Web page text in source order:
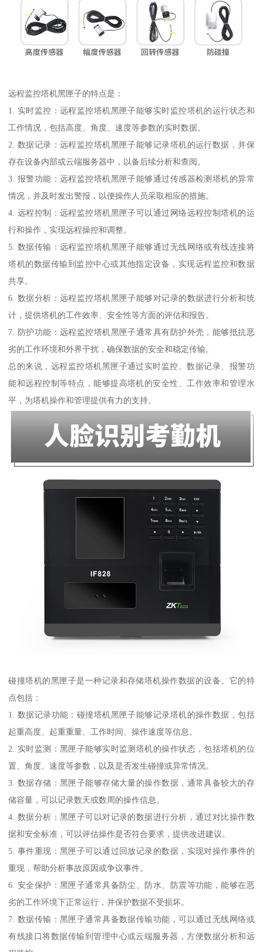
远程监控塔机黑匣子的特点是：
1. 实时监控：远程监控塔机黑匣子能够实时监控塔机的运行状态和
工作情况，包括高度、角度、速度等参数的实时数据。
2. 数据记录：远程监控塔机黑匣子能够记录塔机的运行数据，并保
存在设备内部或云端服务器中，以备后续分析和查阅。
3. 报警功能：远程监控塔机黑匣子能够通过传感器检测塔机的异常
情况，并及时发出警报，以便操作人员采取相应的措施。
4. 远程控制：远程监控塔机黑匣子可以通过网络远程控制塔机的运
行和操作，实现远程操控和调整。
5. 数据传输：远程监控塔机黑匣子能够通过无线网络或有线连接将
塔机的数据传输到监控中心或其他指定设备，实现远程监控和数据
共享。
6. 数据分析：远程监控塔机黑匣子能够对记录的数据进行分析和统
计，提供塔机的工作效率、安全性等方面的评估和报告。
7. 防护功能：远程监控塔机黑匣子通常具有防护外壳，能够抵抗恶
劣的工作环境和外界干扰，确保数据的安全和稳定传输。
总的来说，远程监控塔机黑匣子通过实时监控、数据记录、报警功
能和远程控制等特点，能够提高塔机的安全性、工作效率和管理水
平，为塔机操作和管理提供有力的支持。
碰撞塔机的黑匣子是一种记录和存储塔机操作数据的设备。它的特
点包括：
1. 数据记录功能：碰撞塔机黑匣子能够记录塔机的操作数据，包括
起重高度、起重重量、工作时间、操作速度等信息。
2. 实时监测：黑匣子能够实时监测塔机的操作状态，包括塔机的位
置、角度、速度等参数，以及是否发生碰撞或异常情况。
3. 数据存储：黑匣子能够存储大量的操作数据，通常具备较大的存
储容量，可以记录数天或数周的操作信息。
4. 数据分析：黑匣子可以对记录的数据进行分析，通过对比操作数
据和安全标准，可以评估操作是否符合要求，提供改进建议。
5. 事件重现：黑匣子可以通过回放记录的数据，实现对操作事件的
重现，帮助分析事故原因或争议事件。
6. 安全保护：黑匣子通常具备防尘、防水、防震等功能，能够在恶
劣的工作环境下正常运行，并保护数据不受损坏。
7. 数据传输：黑匣子通常具备数据传输功能，可以通过无线网络或
有线接口将数据传输到管理中心或云端服务器，方便数据分析和远